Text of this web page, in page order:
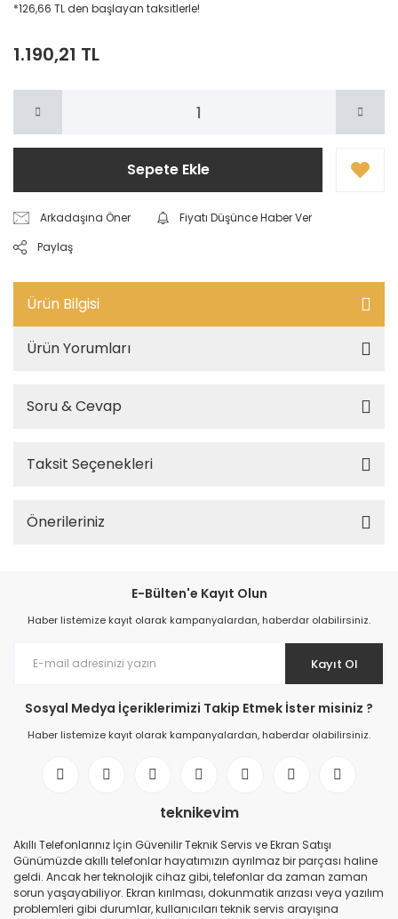
*126,66 TL den başlayan taksitlerle!
1.190,21 TL
Sepete Ekle
Arkadaşına Öner
Fiyatı Düşünce Haber Ver
Paylaş
Ürün Bilgisi
Ürün Yorumları
Soru & Cevap
Taksit Seçenekleri
Önerileriniz
E-Bülten'e Kayıt Olun
Haber listemize kayıt olarak kampanyalardan, haberdar olabilirsiniz.
Kayıt Ol
Sosyal Medya İçeriklerimizi Takip Etmek İster misiniz ?
Haber listemize kayıt olarak kampanyalardan, haberdar olabilirsiniz.
teknikevim
Akıllı Telefonlarınız İçin Güvenilir Teknik Servis ve Ekran Satışı
Günümüzde akıllı telefonlar hayatımızın ayrılmaz bir parçası haline
geldi. Ancak her teknolojik cihaz gibi, telefonlar da zaman zaman
sorun yaşayabiliyor. Ekran kırılması, dokunmatik arızası veya yazılım
problemleri gibi durumlar, kullanıcıları teknik servis arayışına